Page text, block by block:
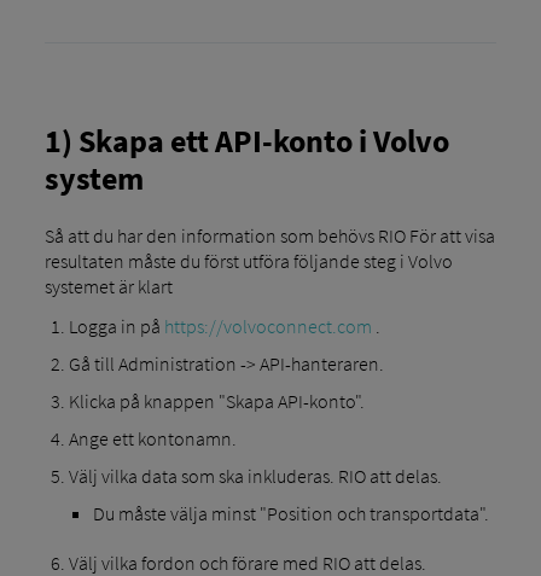
1) Skapa ett API-konto i Volvo
system
Så att du har den information som behövs RIO För att visa
resultaten måste du först utföra följande steg i Volvo
systemet är klart
Logga in på https://volvoconnect.com
Gå till Administration -> API-hanteraren.
Klicka på knappen "Skapa API-konto".
Ange ett kontonamn.
Välj vilka data som ska inkluderas. RIO att delas.
Du måste välja minst "Position och transportdata".
Välj vilka fordon och förare med RIO att delas.